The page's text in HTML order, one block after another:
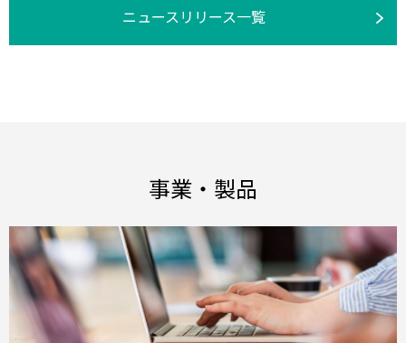
ニュースリリース一覧
事業・製品